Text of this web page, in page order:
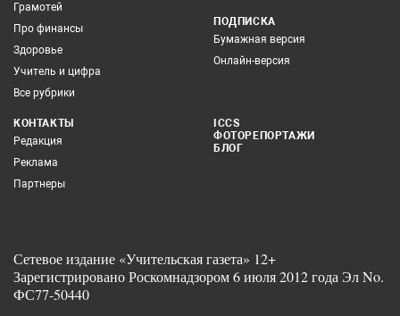
Грамотей
Про финансы
Здоровье
Учитель и цифра
Все рубрики
ПОДПИСКА
Бумажная версия
Онлайн-версия
КОНТАКТЫ
Редакция
Реклама
Партнеры
ICCS
ФОТОРЕПОРТАЖИ
БЛОГ
Сетевое издание «Учительская газета» 12+
Зарегистрировано Роскомнадзором 6 июля 2012 года Эл No.
ФС77-50440